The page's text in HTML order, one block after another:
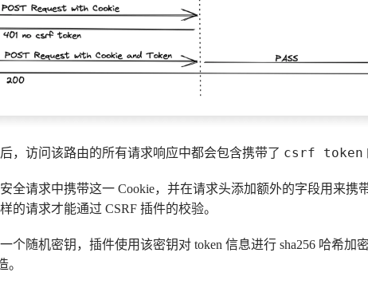
，访问该路由的所有请求响应中都会包含携带了 csrf token
全请求中携带这一 Cookie，并在请求头添加额外的字段用来携
的请求才能通过 CSRF 插件的校验。
个随机密钥，插件使用该密钥对 token 信息进行 sha256 哈希加密
。